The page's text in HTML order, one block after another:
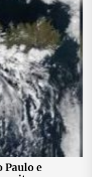
Paulo e